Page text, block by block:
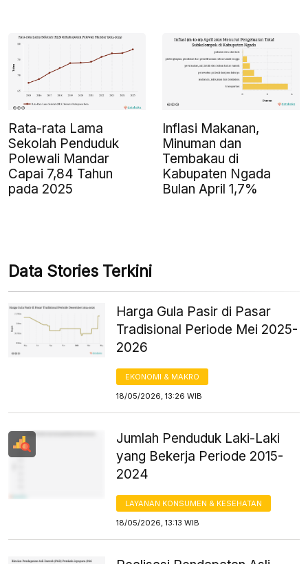
Rata-rata Lama
Sekolah Penduduk
Polewali Mandar
Capai 7,84 Tahun
pada 2025
Inflasi Makanan,
Minuman dan
Tembakau di
Kabupaten Ngada
Bulan April 1,7%
Data Stories Terkini
Harga Gula Pasir di Pasar
Tradisional Periode Mei 2025-
2026
EKONOMI & MAKRO
18/05/2026, 13:26 WIB
Jumlah Penduduk Laki-Laki
yang Bekerja Periode 2015-
2024
LAYANAN KONSUMEN & KESEHATAN
18/05/2026, 13:13 WIB